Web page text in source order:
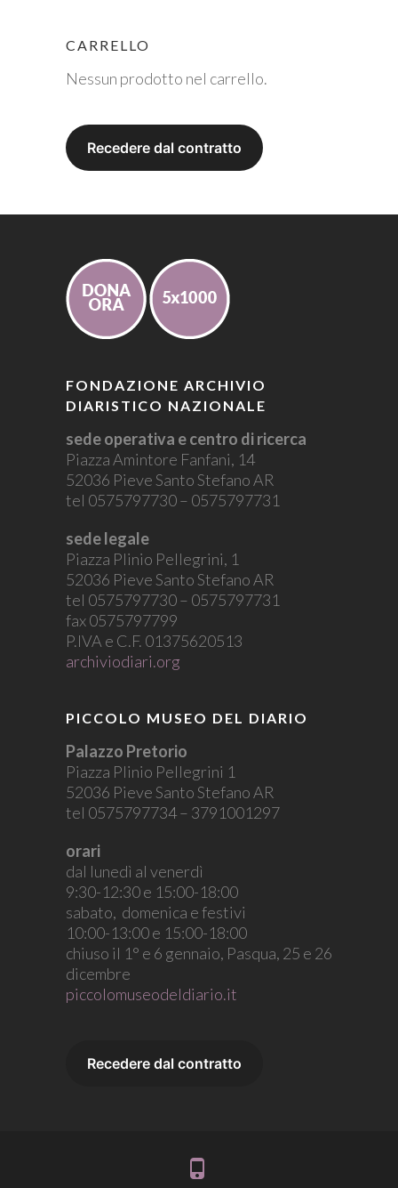
CARRELLO
Nessun prodotto nel carrello.
FONDAZIONE ARCHIVIO
DIARISTICO NAZIONALE
sede operativa e centro di ricerca
Piazza Amintore Fanfani, 14
52036 Pieve Santo Stefano AR
tel 0575797730 – 0575797731
sede legale
Piazza Plinio Pellegrini, 1
52036 Pieve Santo Stefano AR
tel 0575797730 – 0575797731
fax 0575797799
P.IVA e C.F. 01375620513
archiviodiari.org
PICCOLO MUSEO DEL DIARIO
Palazzo Pretorio
Piazza Plinio Pellegrini 1
52036 Pieve Santo Stefano AR
tel 0575797734 – 3791001297
orari
dal lunedì al venerdì
9:30-12:30 e 15:00-18:00
sabato, domenica e festivi
10:00-13:00 e 15:00-18:00
chiuso il 1° e 6 gennaio, Pasqua, 25 e 26
dicembre
piccolomuseodeldiario.it